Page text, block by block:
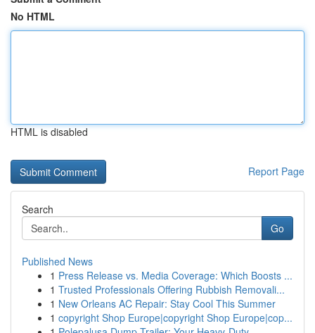
No HTML
HTML is disabled
Report Page
Search
Go
Published News
1 Press Release vs. Media Coverage: Which Boosts ...
1 Trusted Professionals Offering Rubbish Removali...
1 New Orleans AC Repair: Stay Cool This Summer
1 copyright Shop Europe|copyright Shop Europe|cop...